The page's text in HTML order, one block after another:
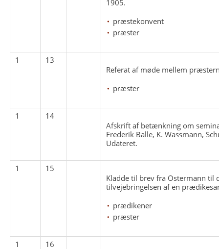
1905.
præstekonvent
præster
1
13
Referat af møde mellem
præster
1
14
Afskrift af betænkning om
Frederik Balle, K. Wassmann,
Udateret.
1
15
Kladde til brev fra Ostermann til
tilvejebringelsen af en
prædikener
præster
1
16